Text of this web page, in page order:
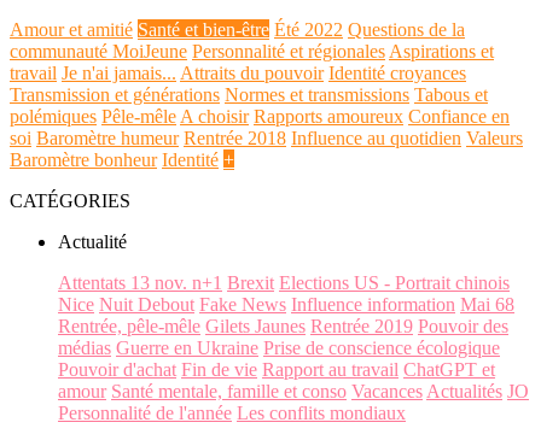
Amour et amitié Santé et bien-être Été 2022 Questions de la
communauté MoiJeune Personnalité et régionales Aspirations et
travail Je n'ai jamais... Attraits du pouvoir Identité croyances
Transmission et générations Normes et transmissions Tabous et
polémiques Pêle-mêle A choisir Rapports amoureux Confiance en
soi Baromètre humeur Rentrée 2018 Influence au quotidien Valeurs
Baromètre bonheur Identité +
CATÉGORIES
Actualité
Attentats 13 nov. n+1 Brexit Elections US - Portrait chinois
Nice Nuit Debout Fake News Influence information Mai 68
Rentrée, pêle-mêle Gilets Jaunes Rentrée 2019 Pouvoir des
médias Guerre en Ukraine Prise de conscience écologique
Pouvoir d'achat Fin de vie Rapport au travail ChatGPT et
amour Santé mentale, famille et conso Vacances Actualités JO
Personnalité de l'année Les conflits mondiaux